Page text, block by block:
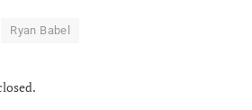
Ryan Babel